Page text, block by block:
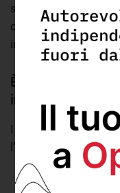
suddiviso tra gli
enti
città metropolitane,
infine è andato alle
È Rfi la principale
indifferibili
I principali soggetti
l’avvio delle opere